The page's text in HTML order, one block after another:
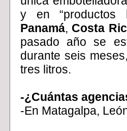
y en “productos
Panamá, Costa
pasado año se
durante seis
tres litros.
-¿Cuántas
-En Matagalpa,